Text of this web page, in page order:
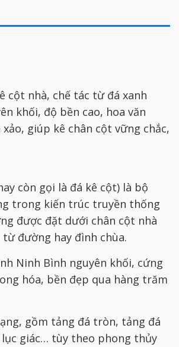
cột nhà, chế tác từ đá xanh
khối, độ bền cao, hoa văn
giúp kê chân cột vững chắc,
còn gọi là đá kê cột) là bộ
trong kiến trúc truyền thống
được đặt dưới chân cột nhà
đường hay đình chùa.
Ninh Bình nguyên khối, cứng
hóa, bền đẹp qua hàng trăm
gồm tảng đá tròn, tảng đá
giác… tùy theo phong thủy